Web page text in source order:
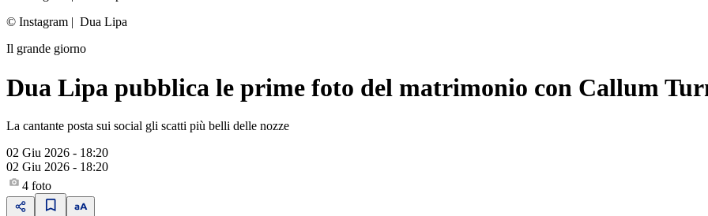
© Instagram | Dua Lipa
Il grande giorno
Dua Lipa pubblica le prime foto del matrimonio con Callum
La cantante posta sui social gli scatti più belli delle nozze
02 Giu 2026 - 18:20
02 Giu 2026 - 18:20
4 foto